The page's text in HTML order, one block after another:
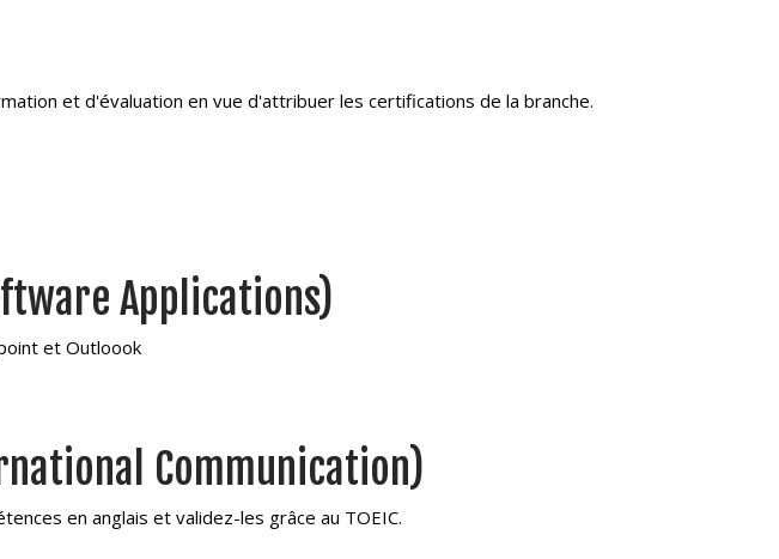
et d'évaluation en vue d'attribuer les certifications de la branche.
Applications)
et Outloook
Communication)
en anglais et validez-les grâce au TOEIC.